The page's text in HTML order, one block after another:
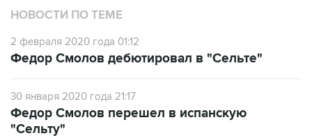
НОВОСТИ ПО ТЕМЕ
2 февраля 2020 года 01:12
Федор Смолов дебютировал в "Сельте"
30 января 2020 года 21:17
Федор Смолов перешел в испанскую
"Сельту"